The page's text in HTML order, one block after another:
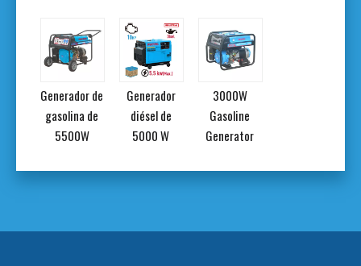
Generador de
gasolina de
5500W
Generador
diésel de
5000 W
3000W
Gasoline
Generator